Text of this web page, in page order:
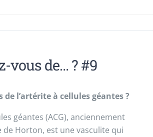
vous de… ? #9
de l’artérite à cellules géantes ?
géantes (ACG), anciennement
Horton, est une vasculite qui